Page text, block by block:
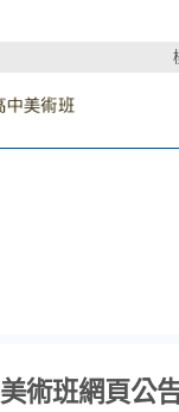
美術班網頁公